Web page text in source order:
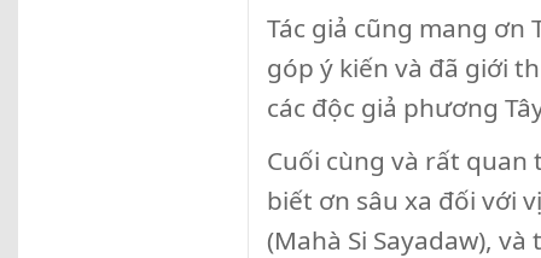
Tác giả cũng mang ơn
góp ý kiến và đã giới
các độc giả phương
Cuối cùng và rất
biết ơn sâu xa đối với
(Mahà Si Sayadaw),